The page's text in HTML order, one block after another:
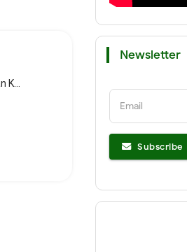
Gempa Dahsyat Mengguncang Venezuela, Mengajar Kita tentang Kesiapsiagaan dan Ketaqwaan
Newsletter
Email
Subscribe